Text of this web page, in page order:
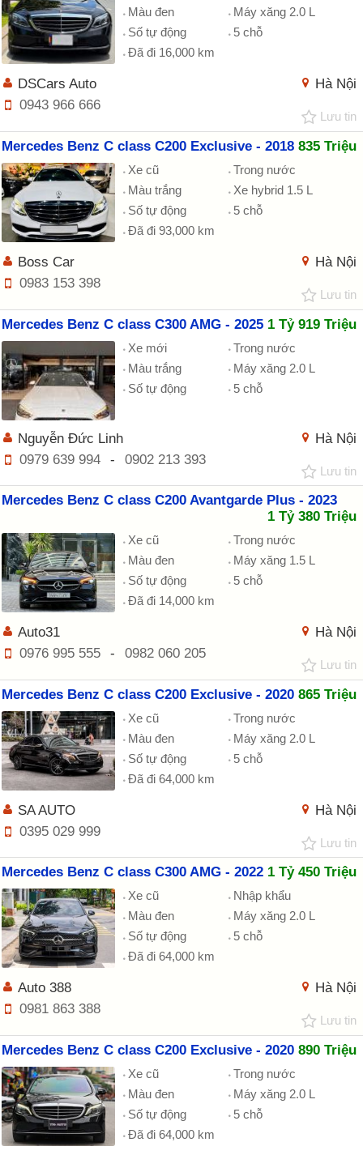
Màu đen
Máy xăng 2.0 L
Số tự động
5 chỗ
Đã đi 16,000 km
Hà Nội
DSCars Auto
0943 966 666
Lưu tin
Mercedes Benz C class C200 Exclusive - 2018 835 Triệu
Xe cũ
Trong nước
Màu trắng
Xe hybrid 1.5 L
Số tự động
5 chỗ
Đã đi 93,000 km
Hà Nội
Boss Car
0983 153 398
Lưu tin
Mercedes Benz C class C300 AMG - 2025 1 Tỷ 919 Triệu
Xe mới
Trong nước
Màu trắng
Máy xăng 2.0 L
Số tự động
5 chỗ
Hà Nội
Nguyễn Đức Linh
0979 639 994
- 0902 213 393
Lưu tin
Mercedes Benz C class C200 Avantgarde Plus - 2023
1 Tỷ 380 Triệu
Xe cũ
Trong nước
Màu đen
Máy xăng 1.5 L
Số tự động
5 chỗ
Đã đi 14,000 km
Hà Nội
Auto31
0976 995 555
- 0982 060 205
Lưu tin
Mercedes Benz C class C200 Exclusive - 2020 865 Triệu
Xe cũ
Trong nước
Màu đen
Máy xăng 2.0 L
Số tự động
5 chỗ
Đã đi 64,000 km
Hà Nội
SA AUTO
0395 029 999
Lưu tin
Mercedes Benz C class C300 AMG - 2022 1 Tỷ 450 Triệu
Xe cũ
Nhập khẩu
Màu đen
Máy xăng 2.0 L
Số tự động
5 chỗ
Đã đi 64,000 km
Hà Nội
Auto 388
0981 863 388
Lưu tin
Mercedes Benz C class C200 Exclusive - 2020 890 Triệu
Xe cũ
Trong nước
Màu đen
Máy xăng 2.0 L
Số tự động
5 chỗ
Đã đi 64,000 km